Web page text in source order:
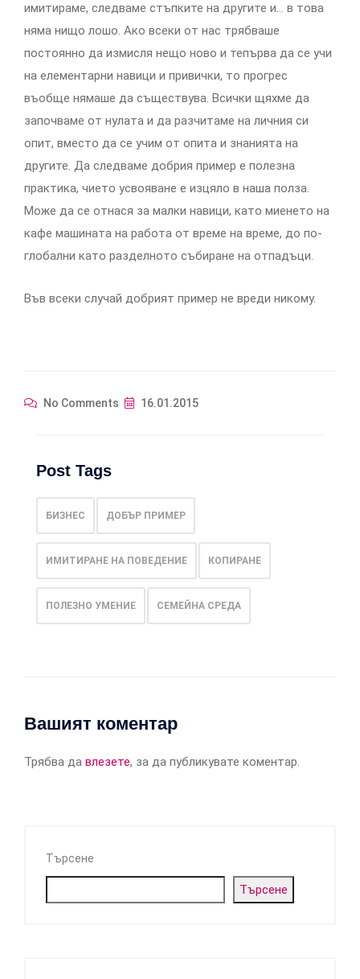
имитираме, следваме стъпките на другите и… в това
няма нищо лошо. Ако всеки от нас трябваше
постоянно да измисля нещо ново и тепърва да се учи
на елементарни навици и привички, то прогрес
въобще нямаше да съществува. Всички щяхме да
започваме от нулата и да разчитаме на личния си
опит, вместо да се учим от опита и знанията на
другите. Да следваме добрия пример е полезна
практика, чието усвояване е изцяло в наша полза.
Може да се отнася за малки навици, като миенето на
кафе машината на работа от време на време, до по-
глобални като разделното събиране на отпадъци.
Във всеки случай добрият пример не вреди никому.
No Comments 16.01.2015
Post Tags
БИЗНЕС ДОБЪР ПРИМЕР
ИМИТИРАНЕ НА ПОВЕДЕНИЕ КОПИРАНЕ
ПОЛЕЗНО УМЕНИЕ СЕМЕЙНА СРЕДА
Вашият коментар
Трябва да влезете, за да публикувате коментар.
Търсене
Търсене